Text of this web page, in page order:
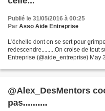
Publié le 31/05/2016 à 00:25
Par Asso Aide Entreprise
L'échelle dont on se sert pour
redescendre.........On croise de tout
Entreprise (@aide_entreprise) May
@Alex_DesMentors cool quand on
pas..........